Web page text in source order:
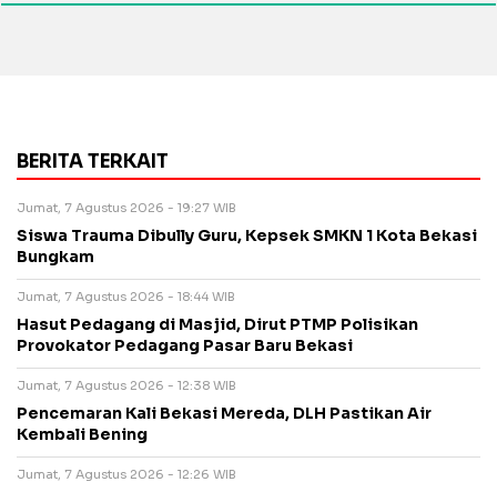
BERITA TERKAIT
Jumat, 7 Agustus 2026 - 19:27 WIB
Siswa Trauma Dibully Guru, Kepsek SMKN 1 Kota Bekasi
Bungkam
Jumat, 7 Agustus 2026 - 18:44 WIB
Hasut Pedagang di Masjid, Dirut PTMP Polisikan
Provokator Pedagang Pasar Baru Bekasi
Jumat, 7 Agustus 2026 - 12:38 WIB
Pencemaran Kali Bekasi Mereda, DLH Pastikan Air
Kembali Bening
Jumat, 7 Agustus 2026 - 12:26 WIB